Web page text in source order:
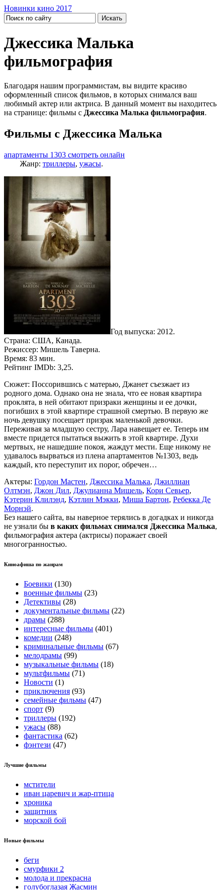
Новинки кино 2017
Джессика Малька
фильмография
Благодаря нашим программистам, вы видите красиво
оформленный список фильмов, в которых снимался ваш
любимый актер или актриса. В данный момент вы находитесь
на странице: фильмы с Джессика Малька фильмография.
Фильмы с Джессика Малька
апартаменты 1303 смотреть онлайн
Жанр: триллеры, ужасы.
Год выпуска: 2012.
Страна: США, Канада.
Режиссер: Мишель Таверна.
Время: 83 мин.
Рейтинг IMDb: 3,25.
Сюжет: Поссорившись с матерью, Джанет съезжает из
родного дома. Однако она не знала, что ее новая квартира
проклята, в ней обитают призраки женщины и ее дочки,
погибших в этой квартире страшной смертью. В первую же
ночь девушку посещает призрак маленькой девочки.
Переживая за младшую сестру, Лара навещает ее. Теперь им
вместе придется пытаться выжить в этой квартире. Духи
мертвых, не нашедшие покоя, жаждут мести. Еще никому не
удавалось вырваться из плена апартаментов №1303, ведь
каждый, кто переступит их порог, обречен…
Актеры: Гордон Мастен, Джессика Малька, Джиллиан
Олтмэн, Джон Дил, Джулианна Мишель, Кори Севьер,
Кэтерин Клилэнд, Кэтлин Мэкки, Миша Бартон, Ребекка Де
Морнэй.
Без нашего сайта, вы наверное терялись в догадках и никогда
не узнали бы в каких фильмах снимался Джессика Малька,
фильмография актера (актрисы) поражает своей
многогранностью.
Киноафиша по жанрам
Боевики (130)
военные фильмы (23)
Детективы (28)
документальные фильмы (22)
драмы (288)
интересные фильмы (401)
комедии (248)
криминальные фильмы (67)
мелодрамы (99)
музыкальные фильмы (18)
мультфильмы (71)
Новости (1)
приключения (93)
семейные фильмы (47)
спорт (9)
триллеры (192)
ужасы (88)
фантастика (62)
фэнтези (47)
Лучшие фильмы
мстители
иван царевич и жар-птица
хроника
защитник
морской бой
Новые фильмы
беги
смурфики 2
молода и прекрасна
голубоглазая Жасмин